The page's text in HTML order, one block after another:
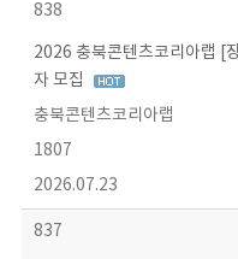
838
2026 충북콘텐츠코리아랩 [
자 모집
충북콘텐츠코리아랩
1807
2026.07.23
837